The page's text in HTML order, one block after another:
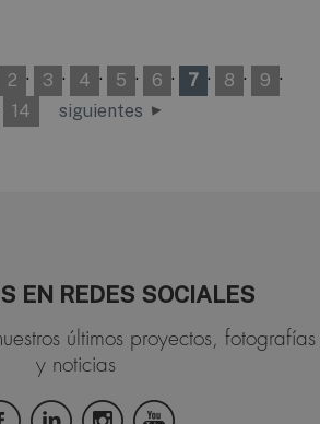
2 · 3 · 4 · 5 · 6 · 7 · 8 · 9 ·
14 siguientes
EN REDES SOCIALES
últimos proyectos, fotografías
y noticias